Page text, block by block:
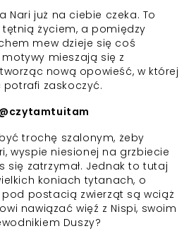
Nari już na ciebie czeka. To
życiem, a pomiędzy
mew dzieje się coś
motywy mieszają się z
nową opowieść, w której
zaskoczyć.
trochę szalonym, żeby
wyspie niesionej na grzbiecie
się zatrzymał. Jednak to tutaj
koniach tytanach, o
postacią zwierząt są wciąż
nawiązać więź z Nispi, swoim
Duszy?